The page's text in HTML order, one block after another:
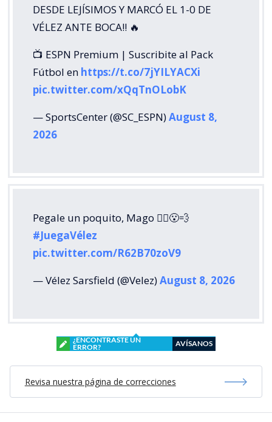
DESDE LEJÍSIMOS Y MARCÓ EL 1-0 DE
VÉLEZ ANTE BOCA!! 🔥
📺 ESPN Premium | Suscribite al Pack
Fútbol en https://t.co/7jYILYACXi
pic.twitter.com/xQqTnOLobK
— SportsCenter (@SC_ESPN)August 8,
2026
Pegale un poquito, Mago 🧙‍♂️😮‍💨
#JuegaVélez
pic.twitter.com/R62B70zoV9
— Vélez Sarsfield (@Velez)August 8, 2026
¿ENCONTRASTE UN
ERROR?
AVÍSANOS
Revisa nuestra página de correcciones